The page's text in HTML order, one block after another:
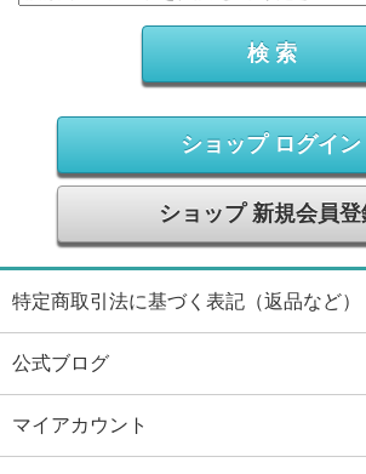
ショップ ログイン
ショップ 新規会員
特定商取引法に基づく表記（返品など）
公式ブログ
マイアカウント